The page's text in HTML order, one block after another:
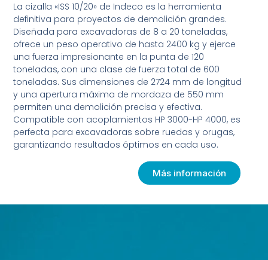
La cizalla «ISS 10/20» de Indeco es la herramienta
definitiva para proyectos de demolición grandes.
Diseñada para excavadoras de 8 a 20 toneladas,
ofrece un peso operativo de hasta 2400 kg y ejerce
una fuerza impresionante en la punta de 120
toneladas, con una clase de fuerza total de 600
toneladas. Sus dimensiones de 2724 mm de longitud
y una apertura máxima de mordaza de 550 mm
permiten una demolición precisa y efectiva.
Compatible con acoplamientos HP 3000-HP 4000, es
perfecta para excavadoras sobre ruedas y orugas,
garantizando resultados óptimos en cada uso.
Más información